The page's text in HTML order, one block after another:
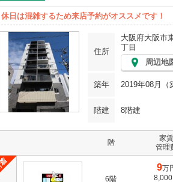
休日は混雑するため来店予約がオススメです！
住所
大阪府大阪市
丁目
周辺地
築年 2019年08月（
階建 8階建
階
家賃
管理
6階
9万
8,000